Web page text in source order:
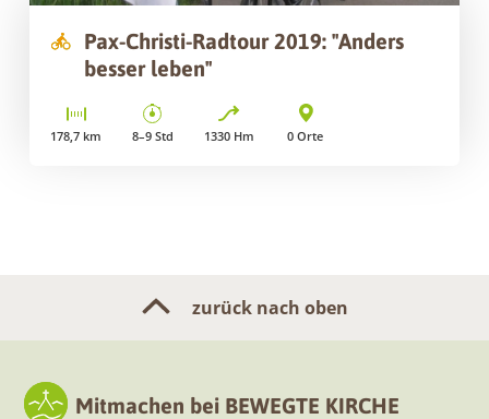
Pax-Christi-Radtour 2019: "Anders
besser leben"
178,7 km 8–9Std 1330Hm 0 Orte
zurück nach oben
Mitmachen bei BEWEGTE KIRCHE